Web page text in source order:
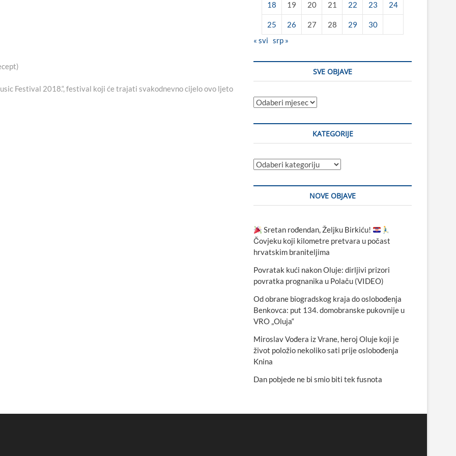
Festival 2018.“, festival koji će trajati svakodnevno cijelo ovo ljeto
18 19 20 21 22 23 24
25 26 27 28 29
30
« svi srp »
SVE OBJAVE
Sve
KATEGORIJE
Kategorije
NOVE OBJAVE
Sretan rođendan, Željku Birkiću!
Čovjeku koji kilometre pretvara u počast
hrvatskim braniteljima
Povratak kući nakon Oluje: dirljivi prizori
povratka prognanika u Polaču (VIDEO)
Od obrane biogradskog kraja do oslobođenja
Benkovca: put 134. domobranske pukovnije u
VRO „Oluja“
Miroslav Vođera iz Vrane, heroj Oluje koji je
život položio nekoliko sati prije oslobođenja
Knina
Dan pobjede ne bi smio biti tek fusnota